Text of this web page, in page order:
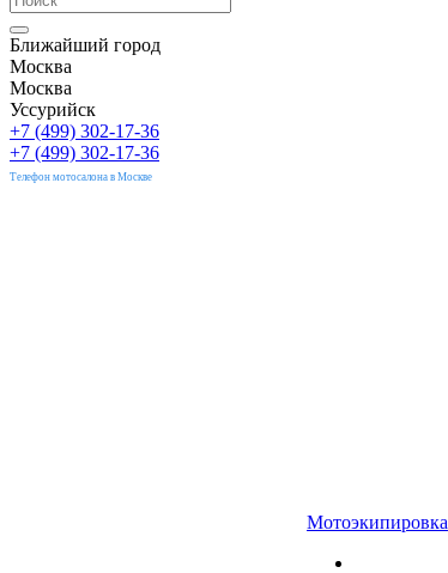
Ближайший город
Москва
Москва
Уссурийск
+7 (499) 302-17-36
+7 (499) 302-17-36
Телефон мотосалона в Москве
Мотоэкипировка